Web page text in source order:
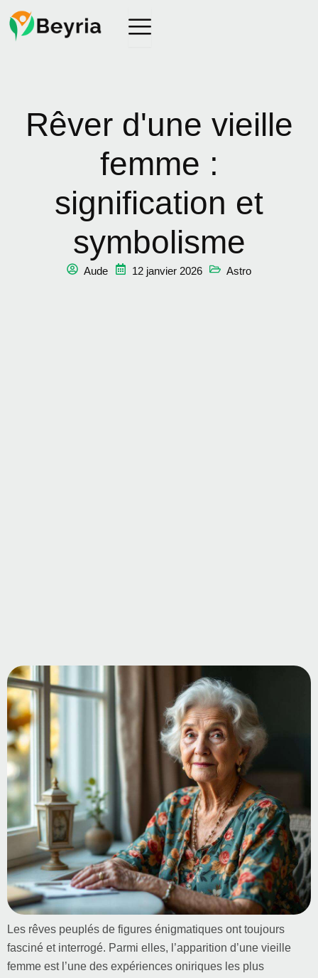
Rêver d'une vieille
femme :
signification et
symbolisme
Aude 12 janvier 2026 Astro
Les rêves peuplés de figures énigmatiques ont toujours
fasciné et interrogé. Parmi elles, l’apparition d’une vieille
femme est l’une des expériences oniriques les plus